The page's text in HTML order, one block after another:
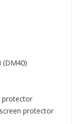
(DM40)
protector
protector